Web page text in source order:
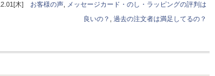
木] お客様の声,
メッセージカード・のし・ラッピングの評判は
良いの？
過去の注文者は満足してるの？